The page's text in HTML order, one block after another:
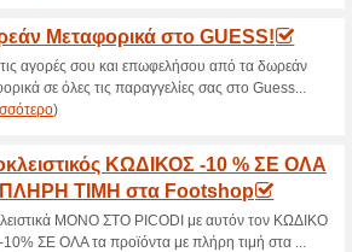
σας και
189€.
Προσφορές